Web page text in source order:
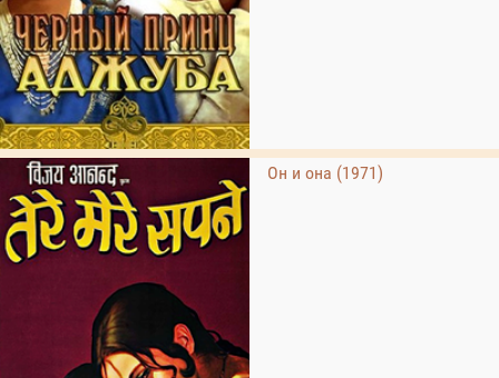
Он и она (1971)